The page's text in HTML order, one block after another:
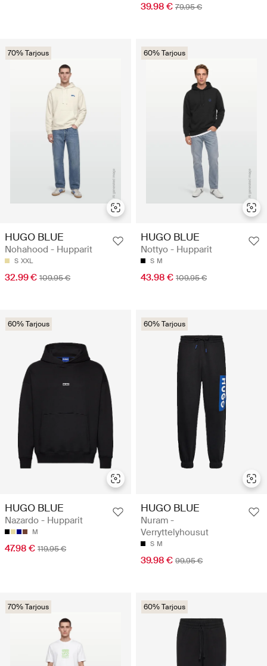
39.98 € 79.95 €
70% Tarjous
HUGO BLUE
Nohahood - Hupparit
S XXL
32.99 € 109.95 €
60% Tarjous
HUGO BLUE
Nottyo - Hupparit
S M
43.98 € 109.95 €
60% Tarjous
HUGO BLUE
Nazardo - Hupparit
M
47.98 € 119.95 €
60% Tarjous
HUGO BLUE
Nuram -
Verryttelyhousut
S M
39.98 € 99.95 €
70% Tarjous 60% Tarjous